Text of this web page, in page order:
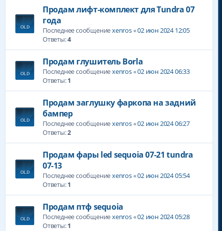
Продам лифт-комплект для Tundra 07
года
Последнее сообщениеxenros«02 июн 2024 12:05
Ответы:4
Продам глушитель Borla
Последнее сообщениеxenros«02 июн 2024 06:33
Ответы:1
Продам заглушку фаркопа на задний
бампер
Последнее сообщениеxenros«02 июн 2024 06:27
Ответы:2
Продам фары led sequoia 07-21 tundra
07-13
Последнее сообщениеxenros«02 июн 2024 05:54
Ответы:1
Продам птф sequoia
Последнее сообщениеxenros«02 июн 2024 05:28
Ответы:1